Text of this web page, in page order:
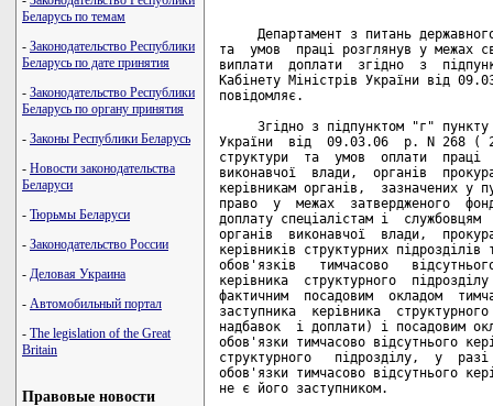
Беларусь по темам
- Законодательство Республики
Беларусь по дате принятия
- Законодательство Республики
Беларусь по органу принятия
- Законы Республики Беларусь
- Новости законодательства
Беларуси
- Тюрьмы Беларуси
- Законодательство России
- Деловая Украина
- Автомобильный портал
- The legislation of the Great
Britain
Правовые новости
Департамент з питань
та  умов  праці розглянув у межах
виплати  доплати  згідно  з
Кабінету Міністрів України від
повідомляє.
Згідно з підпунктом "г"
України  від  09.03.06  р. N 268 (
структури  та  умов  оплати  праці
виконавчої  влади,  органів
керівникам органів,  зазначених у
право  у  межах  затвердженого
доплату спеціалістам і
органів  виконавчої  влади,
керівників структурних
обов'язків   тимчасово
керівника  структурного
фактичним  посадовим  окладом
заступника  керівника
надбавок  і доплати) і посадовим
обов'язки тимчасово відсутнього
структурного   підрозділу,  у
обов'язки тимчасово відсутнього
не є його заступником.